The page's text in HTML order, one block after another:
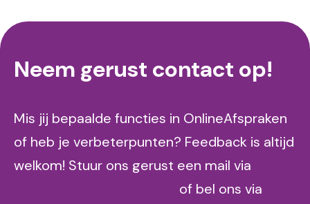
Neem gerust contact op!
Mis jij bepaalde functies in OnlineAfspraken
of heb je verbeterpunten? Feedback is altijd
welkom! Stuur ons gerust een mail via
of bel ons via